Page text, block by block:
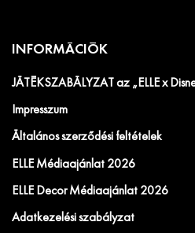
INFORMÁCIÓK
JÁTÉKSZABÁLYZAT az „ELLE x
Impresszum
Általános szerződési feltételek
ELLE Médiaajánlat 2026
ELLE Decor Médiaajánlat 2026
Adatkezelési szabályzat